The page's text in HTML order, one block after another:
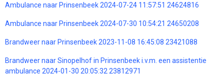
Ambulance naar Prinsenbeek 2024-07-24 11:57:51 24624816
Ambulance naar Prinsenbeek 2024-07-30 10:54:21 24650208
Brandweer naar Prinsenbeek 2023-11-08 16:45:08 23421088
Brandweer naar Sinopelhof in Prinsenbeek i.v.m. een assistentie
ambulance 2024-01-30 20:05:32 23812971